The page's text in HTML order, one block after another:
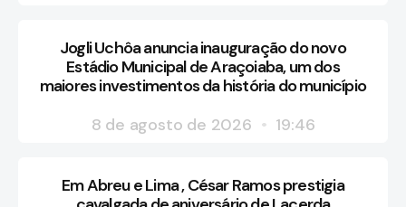
Jogli Uchôa anuncia inauguração do novo
Estádio Municipal de Araçoiaba, um dos
maiores investimentos da história do município
8 de agosto de 2026
19:46
Em Abreu e Lima , César Ramos prestigia